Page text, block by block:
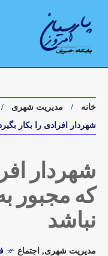
خانه
مدیریت شهری
شهردار افرادی را بکار
شهردار
که مجبور
نباشد
مدیریت شهری, اجتماع